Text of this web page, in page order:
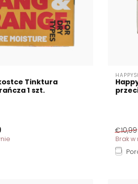
Tinktura
1 szt.
€10,99
Brak